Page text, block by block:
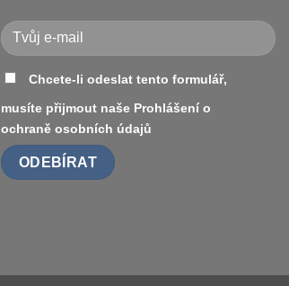
Chcete-li odeslat tento formulář,
musíte přijmout naše Prohlášení o
ochraně osobních údajů